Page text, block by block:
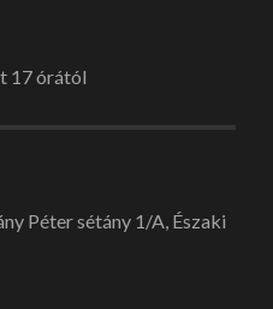
17 órától
Péter sétány 1/A, Északi